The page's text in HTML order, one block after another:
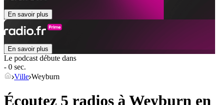
En savoir plus
En savoir plus
Le podcast débute dans
- 0 sec.
Ville Weyburn
Écoutez 5 radios à Weyburn en